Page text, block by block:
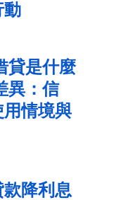
動
貸是什麼
異：信
情境與
款降利息